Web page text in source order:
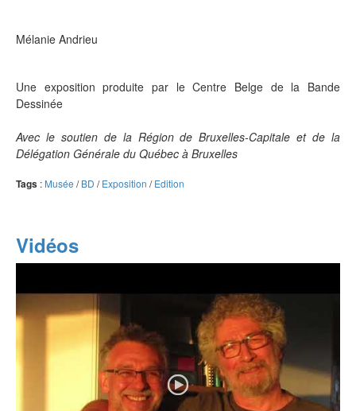
Mélanie Andrieu
Une exposition produite par le Centre Belge de la Bande
Dessinée
Avec le soutien de la Région de Bruxelles-Capitale et de la
Délégation Générale du Québec à Bruxelles
Tags : Musée /BD /Exposition /Edition
Vidéos